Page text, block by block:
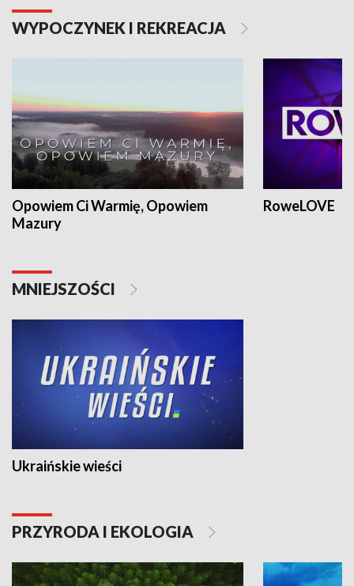
WYPOCZYNEK I REKREACJA
Opowiem Ci Warmię, Opowiem
Mazury
RoweLOVE
MNIEJSZOŚCI
Ukraińskie wieści
PRZYRODA I EKOLOGIA